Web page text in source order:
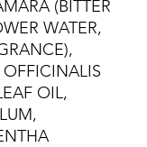
(BITTER
WATER,
OIL,